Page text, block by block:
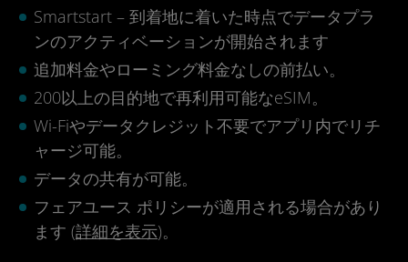
Smartstart – 到着地に着いた時点でデータプラ
ンのアクティベーションが開始されます
追加料金やローミング料金なしの前払い。
200以上の目的地で再利用可能なeSIM。
Wi-Fiやデータクレジット不要でアプリ内でリチ
ャージ可能。
データの共有が可能。
フェアユース ポリシーが適用される場合があり
ます (詳細を表示)。